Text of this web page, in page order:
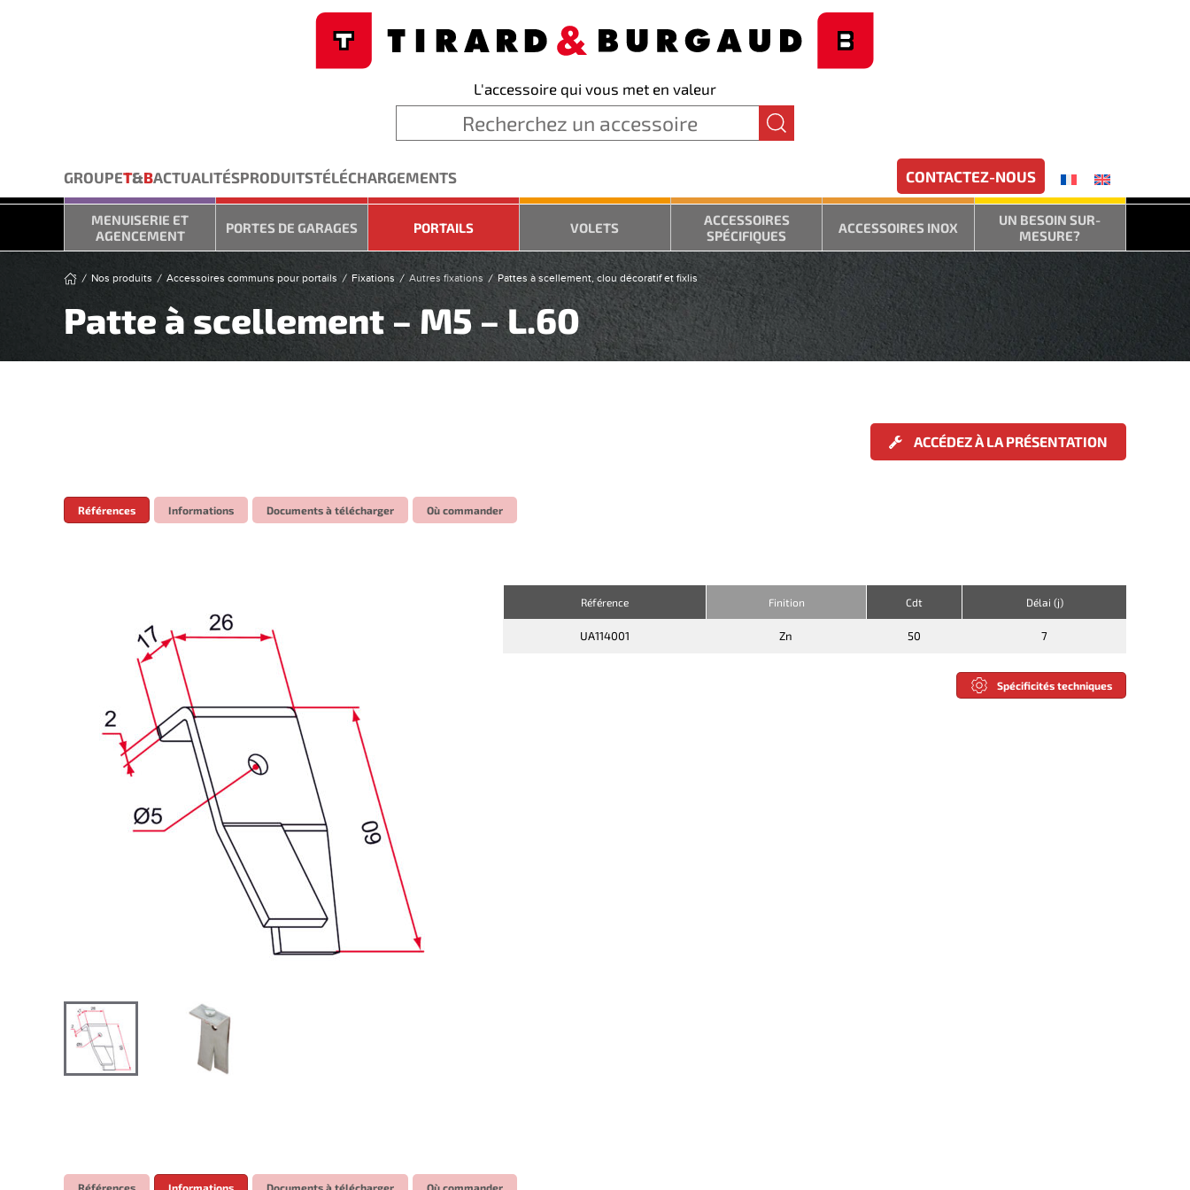
L'accessoire qui vous met en valeur
GROUPET&BACTUALITÉSPRODUITSTÉLÉCHARGEMENTS CONTACTEZ-NOUS
MENUISERIE ET
AGENCEMENT
PORTES DE GARAGES PORTAILS VOLETS
ACCESSOIRES
SPÉCIFIQUES
ACCESSOIRES INOX
UN BESOIN SUR-
MESURE?
Nos produits Accessoires communs pour portails Fixations Autres fixations Pattes à scellement, clou décoratif et fixlis
Patte à scellement – M5 – L.60
ACCÉDEZ À LA PRÉSENTATION
Références Informations Documents à télécharger Où commander
Référence Finition Cdt Délai (j)
UA114001 Zn 50 7
Spécificités techniques
Références Informations Documents à télécharger Où commander